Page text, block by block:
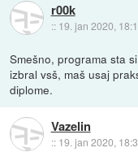
r00k
:: 19. jan 2020,
Smešno, programa sta
izbral vsš, maš usaj
diplome.
Vazelin
:: 19. jan 2020,